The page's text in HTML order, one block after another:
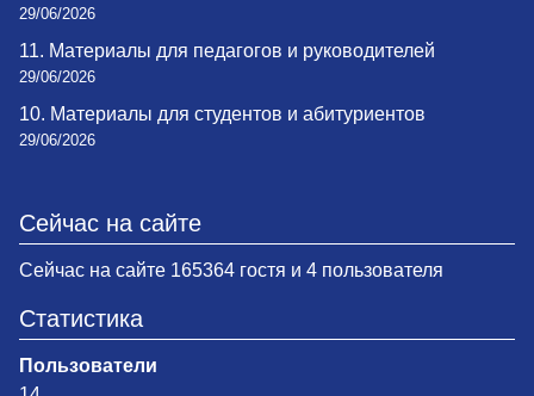
29/06/2026
11. Материалы для педагогов и руководителей
29/06/2026
10. Материалы для студентов и абитуриентов
29/06/2026
Сейчас на сайте
Сейчас на сайте 165364 гостя и 4 пользователя
Статистика
Пользователи